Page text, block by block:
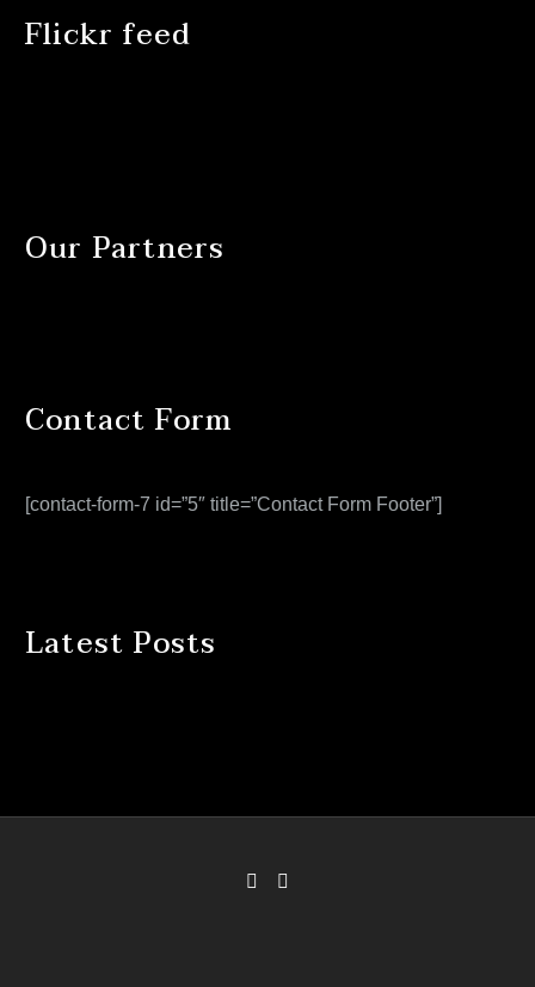
Flickr feed
Our Partners
Contact Form
[contact-form-7 id=”5″ title=”Contact Form Footer”]
Latest Posts